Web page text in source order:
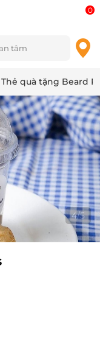
0
Thẻ quà tặng Beard
4/5